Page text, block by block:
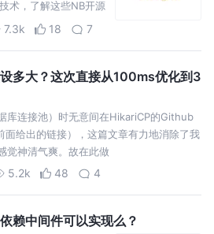
术，了解这些NB开源
7.3k 18 7
多大？这次直接从100ms优化到3
库连接池）时无意间在HikariCP的Github
给出的链接），这篇文章有力地消除了我
觉神清气爽。故在此做
5.2k 48 4
赖中间件可以实现么？